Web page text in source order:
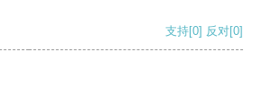
支持[0] 反对[0]